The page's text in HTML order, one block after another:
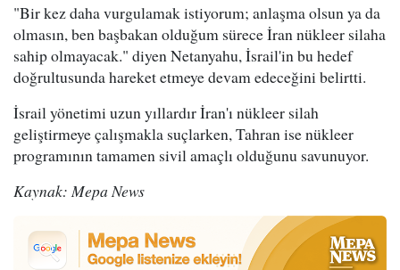
"Bir kez daha vurgulamak istiyorum; anlaşma olsun ya da
olmasın, ben başbakan olduğum sürece İran nükleer silaha
sahip olmayacak." diyen Netanyahu, İsrail'in bu hedef
doğrultusunda hareket etmeye devam edeceğini belirtti.
İsrail yönetimi uzun yıllardır İran'ı nükleer silah
geliştirmeye çalışmakla suçlarken, Tahran ise nükleer
programının tamamen sivil amaçlı olduğunu savunuyor.
Kaynak: Mepa News